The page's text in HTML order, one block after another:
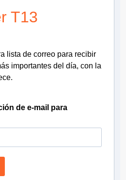
T13
lista de correo para recibir
importantes del día, con la
de e-mail para